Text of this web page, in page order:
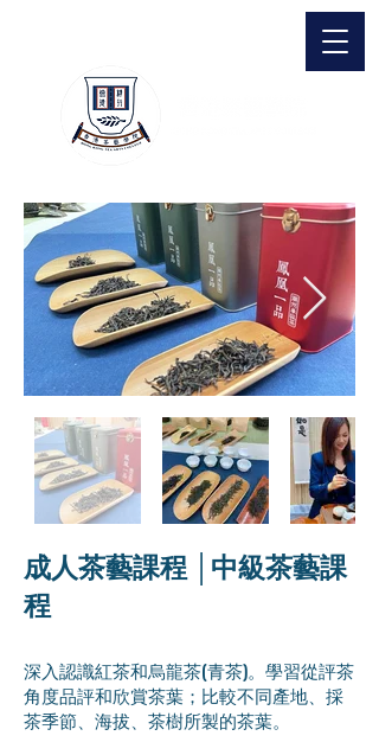
成人茶藝課程 │中級茶藝課
程
深入認識紅茶和烏龍茶(青茶)。學習從評茶
角度品評和欣賞茶葉；比較不同產地、採
茶季節、海拔、茶樹所製的茶葉。